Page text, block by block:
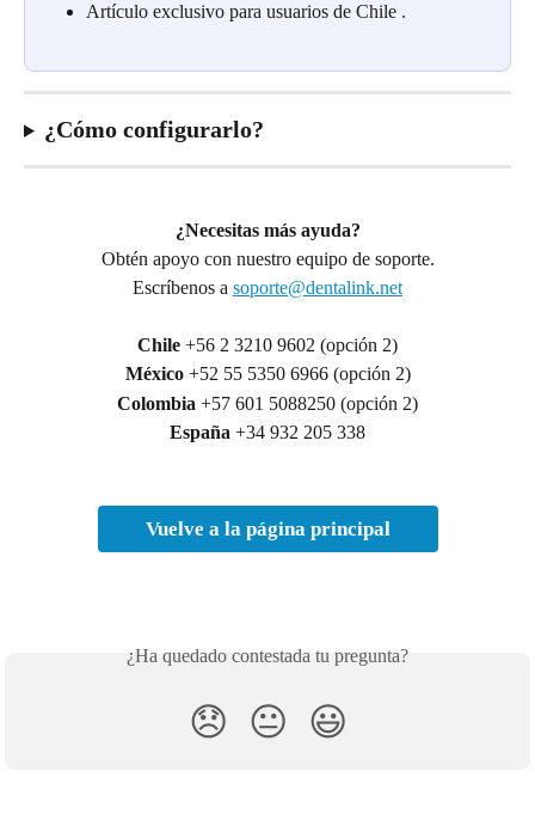
Artículo exclusivo para usuarios de Chile .
¿Cómo configurarlo?
¿Necesitas más ayuda?
Obtén apoyo con nuestro equipo de soporte.
Escríbenos a soporte@dentalink.net
Chile +56 2 3210 9602 (opción 2)
México +52 55 5350 6966 (opción 2)
Colombia +57 601 5088250 (opción 2)
España +34 932 205 338
Vuelve a la página principal
¿Ha quedado contestada tu pregunta?
😞 😐 😃